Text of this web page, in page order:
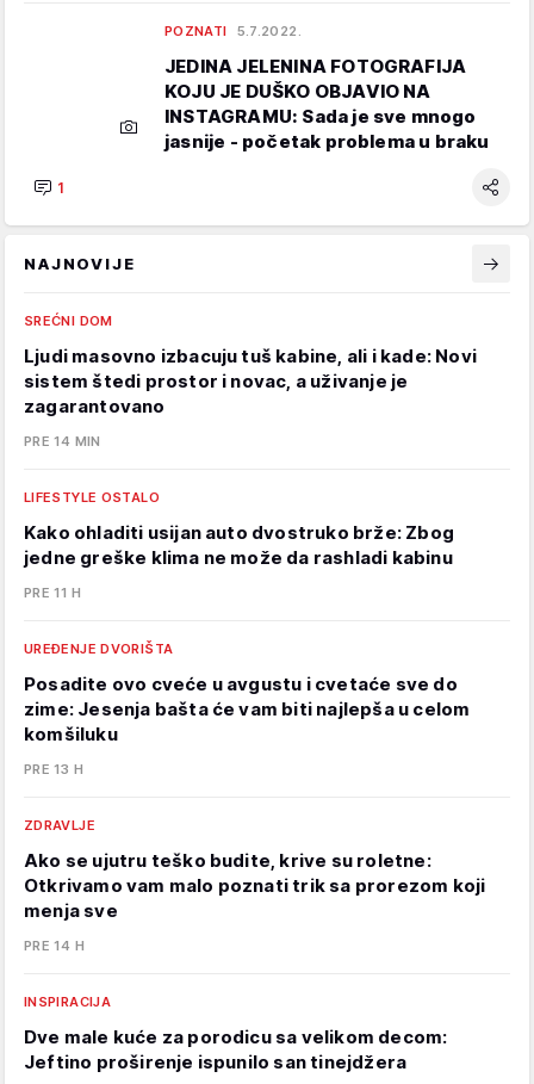
POZNATI 5.7.2022.
JEDINA JELENINA FOTOGRAFIJA
KOJU JE DUŠKO OBJAVIO NA
INSTAGRAMU: Sada je sve mnogo
jasnije - početak problema u braku
1
NAJNOVIJE
SREĆNI DOM
Ljudi masovno izbacuju tuš kabine, ali i kade: Novi
sistem štedi prostor i novac, a uživanje je
zagarantovano
PRE 14 MIN
LIFESTYLE OSTALO
Kako ohladiti usijan auto dvostruko brže: Zbog
jedne greške klima ne može da rashladi kabinu
PRE 11 H
UREĐENJE DVORIŠTA
Posadite ovo cveće u avgustu i cvetaće sve do
zime: Jesenja bašta će vam biti najlepša u celom
komšiluku
PRE 13 H
ZDRAVLJE
Ako se ujutru teško budite, krive su roletne:
Otkrivamo vam malo poznati trik sa prorezom koji
menja sve
PRE 14 H
INSPIRACIJA
Dve male kuće za porodicu sa velikom decom:
Jeftino proširenje ispunilo san tinejdžera